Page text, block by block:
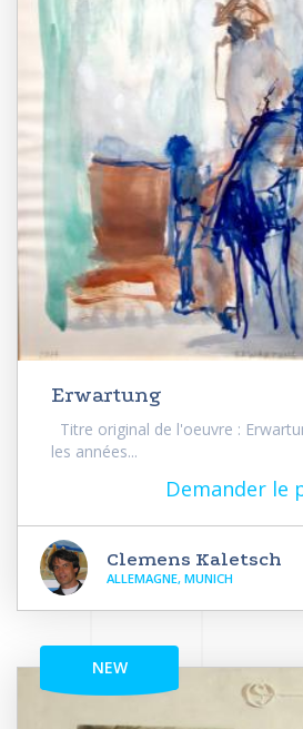
Erwartung
Titre original de l'oeuvre :
les années...
Demander le
Clemens Kaletsch
ALLEMAGNE, MUNICH
NEW